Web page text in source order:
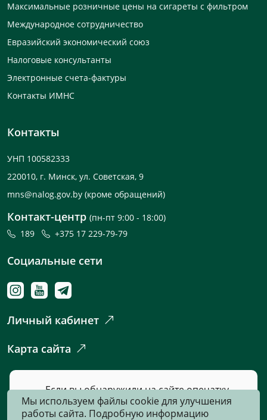
Максимальные розничные цены на сигареты с фильтром
Международное сотрудничество
Евразийский экономический союз
Налоговые консультанты
Электронные счета-фактуры
Контакты ИМНС
Контакты
УНП 100582333
220010, г. Минск, ул. Советская, 9
mns@nalog.gov.by (кроме обращений)
Контакт-центр (пн-пт 9:00 - 18:00)
189
+375 17 229-79-79
Социальные сети
Личный кабинет
Карта сайта
Если вы обнаружили на сайте опечатку
или неточность, пожалуйста, нажмите
сюдаи сообщите нам об этом.
Мы используем файлы cookie для улучшения
работы сайта. Подробную информацию